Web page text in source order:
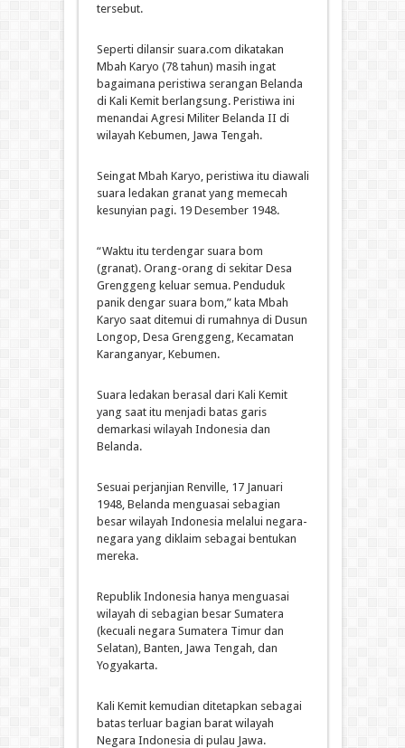
tersebut.
Seperti dilansir suara.com dikatakan
Mbah Karyo (78 tahun) masih ingat
bagaimana peristiwa serangan Belanda
di Kali Kemit berlangsung. Peristiwa ini
menandai Agresi Militer Belanda II di
wilayah Kebumen, Jawa Tengah.
Seingat Mbah Karyo, peristiwa itu diawali
suara ledakan granat yang memecah
kesunyian pagi. 19 Desember 1948.
“Waktu itu terdengar suara bom
(granat). Orang-orang di sekitar Desa
Grenggeng keluar semua. Penduduk
panik dengar suara bom,” kata Mbah
Karyo saat ditemui di rumahnya di Dusun
Longop, Desa Grenggeng, Kecamatan
Karanganyar, Kebumen.
Suara ledakan berasal dari Kali Kemit
yang saat itu menjadi batas garis
demarkasi wilayah Indonesia dan
Belanda.
Sesuai perjanjian Renville, 17 Januari
1948, Belanda menguasai sebagian
besar wilayah Indonesia melalui negara-
negara yang diklaim sebagai bentukan
mereka.
Republik Indonesia hanya menguasai
wilayah di sebagian besar Sumatera
(kecuali negara Sumatera Timur dan
Selatan), Banten, Jawa Tengah, dan
Yogyakarta.
Kali Kemit kemudian ditetapkan sebagai
batas terluar bagian barat wilayah
Negara Indonesia di pulau Jawa.